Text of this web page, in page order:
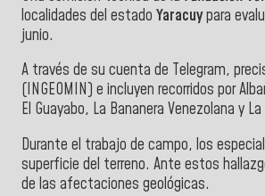
localidades del estado Yaracuypara
junio.
A través de su cuenta de Telegram,
(INGEOMIN) e incluyen recorridos por
El Guayabo, La Bananera Venezolana y
Durante el trabajo de campo, los
superficie del terreno. Ante estos
de las afectaciones geológicas.